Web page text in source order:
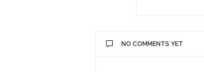
NO COMMENTS YET